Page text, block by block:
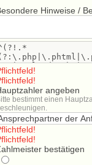
Hinweise /
angeben
bestimmt einen
bestätigen